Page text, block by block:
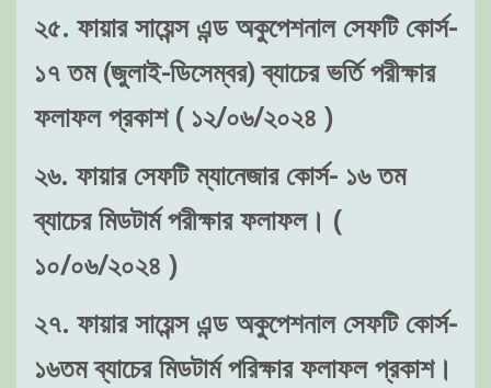
২৫. ফায়ার সায়েন্স এন্ড অকুপেশনাল সেফটি কোর্স-
১৭ তম (জুলাই-ডিসেম্বর) ব্যাচের ভর্তি পরীক্ষার
ফলাফল প্রকাশ ( ১২/০৬/২০২৪ )
২৬. ফায়ার সেফটি ম্যানেজার কোর্স- ১৬ তম
ব্যাচের মিডটার্ম পরীক্ষার ফলাফল। (
১০/০৬/২০২৪ )
২৭. ফায়ার সায়েন্স এন্ড অকুপেশনাল সেফটি কোর্স-
১৬তম ব্যাচের মিডটার্ম পরিক্ষার ফলাফল প্রকাশ।